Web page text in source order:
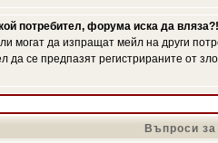
потребител, форума иска да вляза?!
могат да изпращат мейл на други
да се предпазят регистрираните от
Въпроси